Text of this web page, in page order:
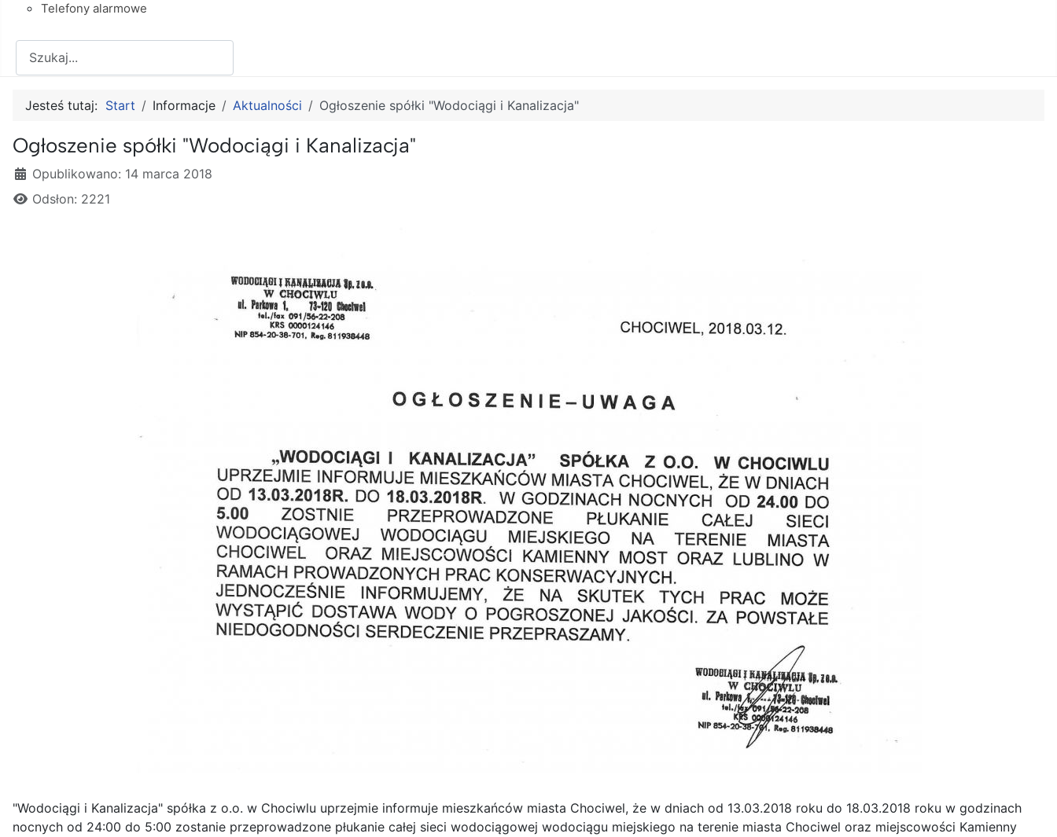
Telefony alarmowe
Jesteś tutaj: Start Informacje Aktualności Ogłoszenie spółki "Wodociągi i Kanalizacja"
Ogłoszenie spółki "Wodociągi i Kanalizacja"
Szczegóły
Opublikowano: 14 marca 2018
Odsłon: 2221
"Wodociągi i Kanalizacja" spółka z o.o. w Chociwlu uprzejmie informuje mieszkańców miasta Chociwel, że w dniach od 13.03.2018 roku do 18.03.2018 roku w godzinach
nocnych od 24:00 do 5:00 zostanie przeprowadzone płukanie całej sieci wodociągowej wodociągu miejskiego na terenie miasta Chociwel oraz miejscowości Kamienny